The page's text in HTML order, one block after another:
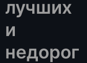
лучших
и
недорог